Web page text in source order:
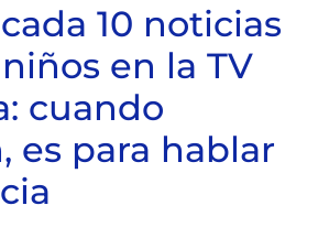
10 noticias
en la TV
cuando
es para hablar